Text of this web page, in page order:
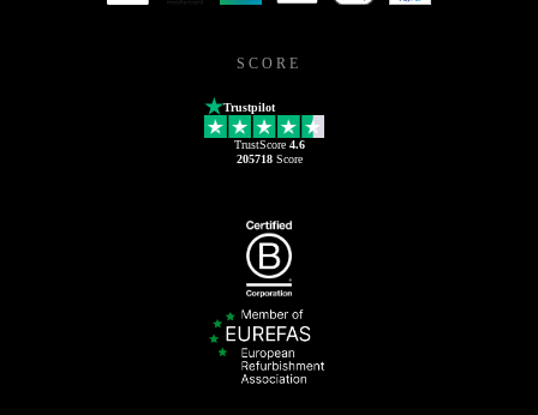
SCORE
Trustpilot
TrustScore 4.6
205718Score